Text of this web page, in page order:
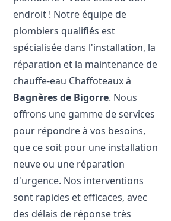
endroit ! Notre équipe de
plombiers qualifiés est
spécialisée dans l'installation, la
réparation et la maintenance de
chauffe-eau Chaffoteaux à
Bagnères de Bigorre. Nous
offrons une gamme de services
pour répondre à vos besoins,
que ce soit pour une installation
neuve ou une réparation
d'urgence. Nos interventions
sont rapides et efficaces, avec
des délais de réponse très